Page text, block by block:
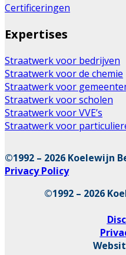
Certificeringen
Expertises
Straatwerk voor bedrijven
Straatwerk voor de chemie
Straatwerk voor
Straatwerk voor scholen
Straatwerk voor VVE’s
Straatwerk voor
©1992 – 2026
Privacy Policy
©1992 – 2026